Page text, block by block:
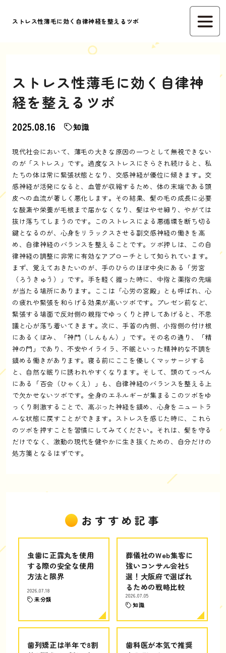
ストレス性薄毛に効く自律神経を整えるツボ
ストレス性薄毛に効く自律神
経を整えるツボ
2025.08.16 知識
現代社会において、薄毛の大きな原因の一つとして無視できない
のが「ストレス」です。過度なストレスにさらされ続けると、私
たちの体は常に緊張状態となり、交感神経が優位に傾きます。交
感神経が活発になると、血管が収縮するため、体の末端である頭
皮への血流が著しく悪化します。その結果、髪の毛の成長に必要
な酸素や栄養が毛根まで届かなくなり、髪はやせ細り、やがては
抜け落ちてしまうのです。このストレスによる悪循環を断ち切る
鍵となるのが、心身をリラックスさせる副交感神経の働きを高
め、自律神経のバランスを整えることです。ツボ押しは、この自
律神経の調整に非常に有効なアプローチとして知られています。
まず、覚えておきたいのが、手のひらのほぼ中央にある「労宮
（ろうきゅう）」です。手を軽く握った時に、中指と薬指の先端
が当たる場所にあります。ここは「心労の宮殿」とも呼ばれ、心
の疲れや緊張を和らげる効果が高いツボです。プレゼン前など、
緊張する場面で反対側の親指でゆっくりと押してあげると、不思
議と心が落ち着いてきます。次に、手首の内側、小指側の付け根
にあるくぼみ、「神門（しんもん）」です。その名の通り、「精
神の門」であり、不安やイライラ、不眠といった精神的な不調を
鎮める働きがあります。寝る前にここを優しくマッサージする
と、自然な眠りに誘われやすくなります。そして、頭のてっぺん
にある「百会（ひゃくえ）」も、自律神経のバランスを整える上
で欠かせないツボです。全身のエネルギーが集まるこのツボをゆ
っくり刺激することで、高ぶった神経を鎮め、心身をニュートラ
ルな状態に戻すことができます。ストレスを感じた時に、これら
のツボを押すことを習慣にしてみてください。それは、髪を守る
だけでなく、激動の現代を健やかに生き抜くための、自分だけの
処方箋となるはずです。
おすすめ記事
虫歯に正露丸を使用
する際の安全な使用
方法と限界
2026.07.18
未分類
葬儀社のWeb集客に
強いコンサル会社5
選！大阪府で選ばれ
るための戦略比較
2026.07.05
知識
歯列矯正は半年で8割
歯科医が本気で推奨